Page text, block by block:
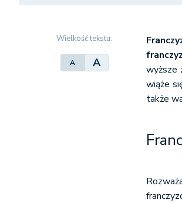
Wielkość tekstu:
A A
wyższe
wiąże
także